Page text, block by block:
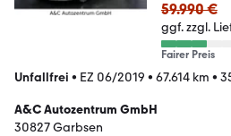
59.990 €
ggf. zzgl.
Fairer Preis
Unfallfrei • EZ 06/2019 • 67.614 km •
A&C Autozentrum GmbH
30827 Garbsen